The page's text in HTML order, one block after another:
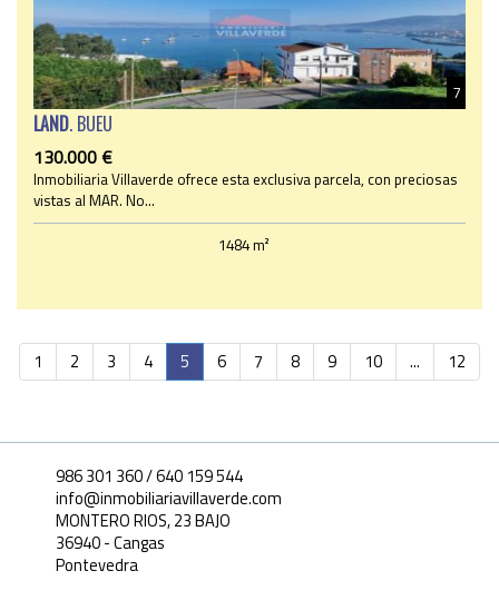
7
LAND. BUEU
130.000 €
Inmobiliaria Villaverde ofrece esta exclusiva parcela, con preciosas
vistas al MAR. No...
1484 m²
1 2 3 4 5 6 7 8 9 10 ... 12
986 301 360 / 640 159 544
info@inmobiliariavillaverde.com
MONTERO RIOS, 23 BAJO
36940 - Cangas
Pontevedra